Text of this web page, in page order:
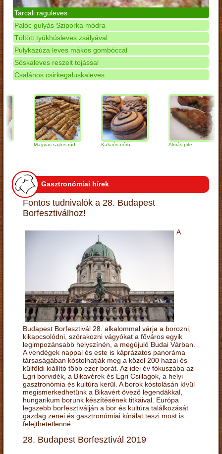
Tarcali raguleves
Palóc gulyás Sziporka módra
Töltött tyúkhúsleves zsályával
Pulykazúza leves mákos gombóccal
Sóskaleves reszelt tojással
Csalános csirkegaluskaleves
Magvas-sajtos rúd Kakaós néró Almás pite
Gasztronómiai hírek
Fontos tudnivalók a 28. Budapest
Borfesztiválhoz!
A
Budapest Borfesztivál 28. alkalommal várja a borozni,
kikapcsolódni, szórakozni vágyókat a főváros egyik
legimpozánsabb helyszínén, a megújuló Budai Várban.
A vendégek nappal és este is káprázatos panoráma
társaságában kóstolhatják meg a közel 200 hazai és
külföldi kiállító több ezer borát. Az idei év fókuszába az
Egri borvidék, a Bikavérek és Egri Csillagok, a helyi
gasztronómia és kultúra kerül. A borok kóstolásán kívül
megismerkedhetünk a Bikavért övező legendákkal,
hungarikum borunk készítésének titkaival. Európa
legszebb borfesztiválján a bor és kultúra találkozását
gazdag zenei és gasztronómiai kínálat teszi most is
felejthetetlenné.
28. Budapest Borfesztivál 2019